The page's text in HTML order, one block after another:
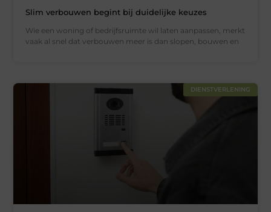
Slim verbouwen begint bij duidelijke keuzes
Wie een woning of bedrijfsruimte wil laten aanpassen, merkt
vaak al snel dat verbouwen meer is dan slopen, bouwen en
DIENSTVERLENING